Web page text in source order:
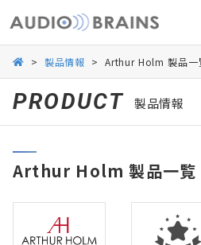
導入事例
> 製品情報 > Arthur Holm 製品一
PRODUCT 製品情報
Arthur Holm 製品一覧